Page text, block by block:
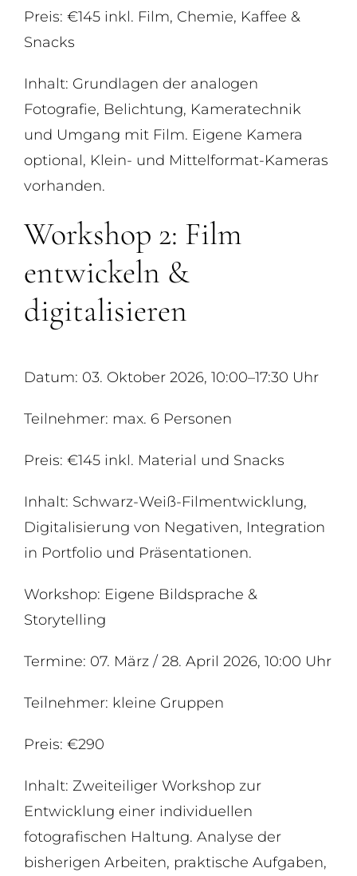
Preis: €145 inkl. Film, Chemie, Kaffee &
Snacks
Inhalt: Grundlagen der analogen
Fotografie, Belichtung, Kameratechnik
und Umgang mit Film. Eigene Kamera
optional, Klein- und Mittelformat-Kameras
vorhanden.
Workshop 2: Film
entwickeln &
digitalisieren
Datum: 03. Oktober 2026, 10:00–17:30 Uhr
Teilnehmer: max. 6 Personen
Preis: €145 inkl. Material und Snacks
Inhalt: Schwarz-Weiß-Filmentwicklung,
Digitalisierung von Negativen, Integration
in Portfolio und Präsentationen.
Workshop: Eigene Bildsprache &
Storytelling
Termine: 07. März / 28. April 2026, 10:00 Uhr
Teilnehmer: kleine Gruppen
Preis: €290
Inhalt: Zweiteiliger Workshop zur
Entwicklung einer individuellen
fotografischen Haltung. Analyse der
bisherigen Arbeiten, praktische Aufgaben,